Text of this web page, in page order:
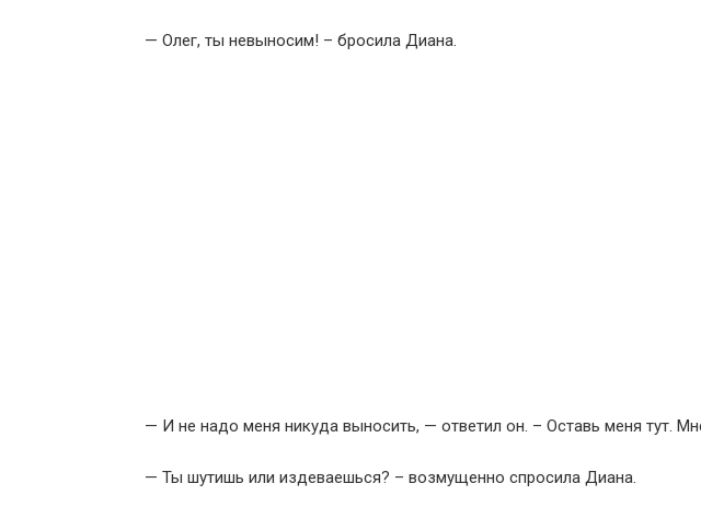
— Олег, ты невыносим! – бросила Диана.
— И не надо меня никуда выносить, — ответил он. – Оставь меня тут.
— Ты шутишь или издеваешься? – возмущенно спросила Диана.